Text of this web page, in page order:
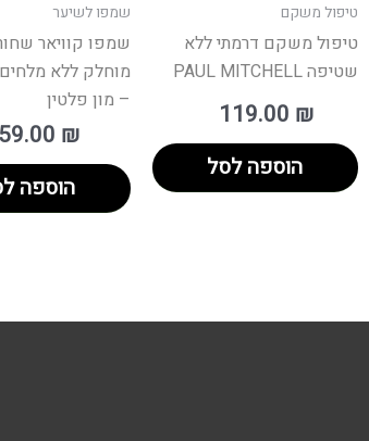
בעמוד
המוצר
טיפול משקם
טיפול משקם דרמתי ללא
שטיפה PAUL MITCHELL
119.00 ₪
הוספה לסל
שמפו לשיער
שמפו קוויאר
– מון פלטין
59.00 ₪
הוספה